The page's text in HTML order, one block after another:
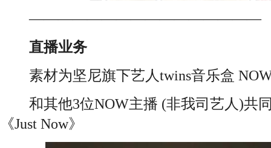
————————————————
直播业务
素材为坚尼旗下艺人twins音乐盒
和其他3位NOW主播 (非我司艺人)共
《Just Now》